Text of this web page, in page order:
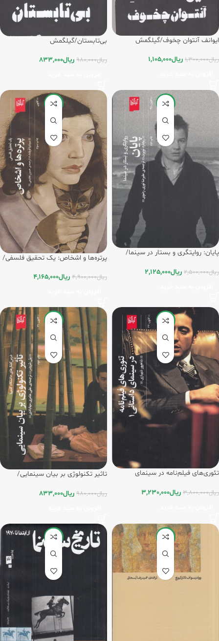
ایوانف آنتوان چخوف/گیلگمش
ریال1,300,000 ریال1,105,000
بی‌تابستان/گیلگمش
ریال980,000 ریال833,000
-15%
پایان: روایتگری و بستار در سینما/
ریال2,500,000 ریال2,125,000
-15%
پرتره‌ها و اشخاص: یک تحقیق فلسفی/
ریال4,900,000 ریال4,165,000
-15%
تئوری‌های فیلم‌نامه در سینمای
ریال3,800,000 ریال3,230,000
-15%
تاثیر تکنولوژی بر بیان سینمایی/
ریال980,000 ریال833,000
-15%
-15%